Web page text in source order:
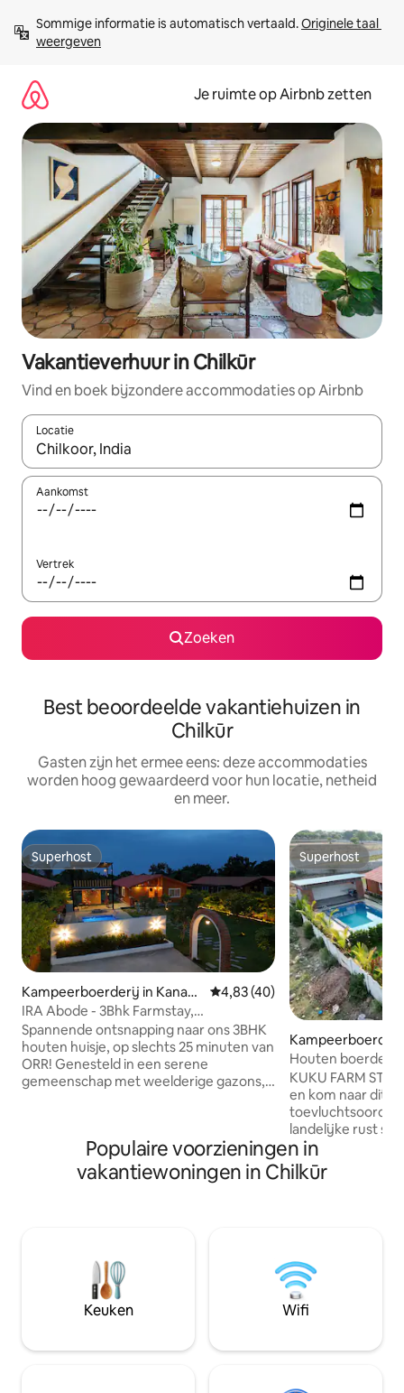
direct
naar
Sommige informatie is automatisch vertaald. Originele taal
weergeven
Je ruimte op Airbnb zetten
Vakantieverhuur in Chilkūr
Vind en boek bijzondere accommodaties op Airbnb
Locatie
Wanneer er suggesties beschikbaar zijn, maak je een keuze
Aankomst
Vertrek
Zoeken
Best beoordeelde vakantiehuizen in
Chilkūr
Gasten zijn het ermee eens: deze accommodaties
worden hoog gewaardeerd voor hun locatie, netheid
en meer.
Superhost
Superhost
Kampeerboerderij in Kanaka
mamidi
Gemiddelde beoordeling van
4,83 (40)
IRA Abode - 3Bhk Farmstay,
privézwembad @ Moinabad
Spannende ontsnapping naar ons 3BHK
houten huisje, op slechts 25 minuten van
ORR! Genesteld in een serene
gemeenschap met weelderige gazons,
het perfect voor weekendjes weg of
feesten! Geniet van een kampvuur,
barbecue, projector, Carrom, schaken,
Restaurant & Spa. Raak het gras aan, laad
op en kom dichter bij je dierbaren!
Superhost
Superhost
bad
Houten boerderij
slaapkamers, hal
Hyderabad
KUKU FARM STAY Ontsnap aan de stad
en kom naar dit
toevluchtsoord
landelijke rust
accommodatie
ontwerp met een
van de
luieren of geniet
gazon, dit is een
buitenleven met Projector/muziek,
karaoke, barbecue,
Populaire voorzieningen in
vakantiewoningen in Chilkūr
Keuken Wifi